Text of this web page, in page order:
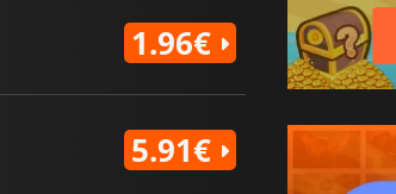
1.96€
5.91€